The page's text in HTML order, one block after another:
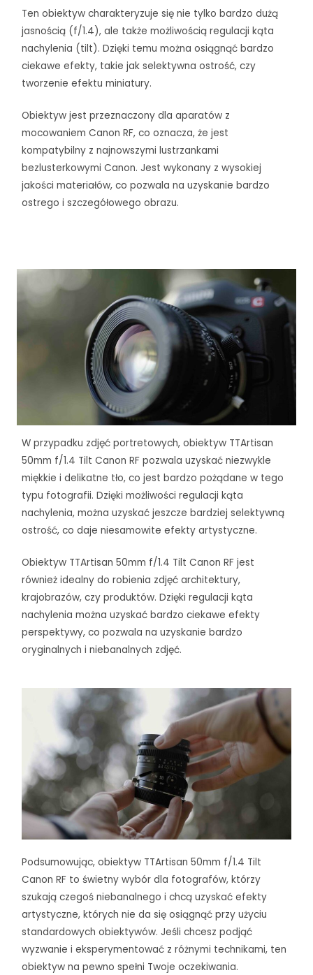
Ten obiektyw charakteryzuje się nie tylko bardzo dużą
jasnością (f/1.4), ale także możliwością regulacji kąta
nachylenia (tilt). Dzięki temu można osiągnąć bardzo
ciekawe efekty, takie jak selektywna ostrość, czy
tworzenie efektu miniatury.
Obiektyw jest przeznaczony dla aparatów z
mocowaniem Canon RF, co oznacza, że jest
kompatybilny z najnowszymi lustrzankami
bezlusterkowymi Canon. Jest wykonany z wysokiej
jakości materiałów, co pozwala na uzyskanie bardzo
ostrego i szczegółowego obrazu.
W przypadku zdjęć portretowych, obiektyw TTArtisan
50mm f/1.4 Tilt Canon RF pozwala uzyskać niezwykle
miękkie i delikatne tło, co jest bardzo pożądane w tego
typu fotografii. Dzięki możliwości regulacji kąta
nachylenia, można uzyskać jeszcze bardziej selektywną
ostrość, co daje niesamowite efekty artystyczne.
Obiektyw TTArtisan 50mm f/1.4 Tilt Canon RF jest
również idealny do robienia zdjęć architektury,
krajobrazów, czy produktów. Dzięki regulacji kąta
nachylenia można uzyskać bardzo ciekawe efekty
perspektywy, co pozwala na uzyskanie bardzo
oryginalnych i niebanalnych zdjęć.
Podsumowując, obiektyw TTArtisan 50mm f/1.4 Tilt
Canon RF to świetny wybór dla fotografów, którzy
szukają czegoś niebanalnego i chcą uzyskać efekty
artystyczne, których nie da się osiągnąć przy użyciu
standardowych obiektywów. Jeśli chcesz podjąć
wyzwanie i eksperymentować z różnymi technikami, ten
obiektyw na pewno spełni Twoje oczekiwania.